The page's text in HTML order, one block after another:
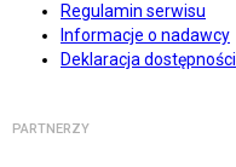
Regulamin serwisu
Informacje o nadawcy
Deklaracja dostępności
PARTNERZY